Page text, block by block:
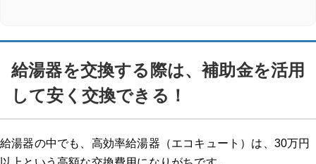
湯ドクターの口コミ
大問屋
大問屋の口コミ
給湯器を交換する際は、補助金を活用
して安く交換できる！
給湯器の中でも、高効率給湯器（エコキュート）は、30万円